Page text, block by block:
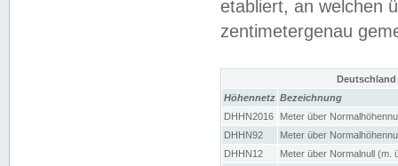
etabliert, an welchen
zentimetergenau
Höhennetz Bezeichnung
DHHN2016
Meter über
DHHN92
Meter über
DHHN12
Meter über Normalnull (m.